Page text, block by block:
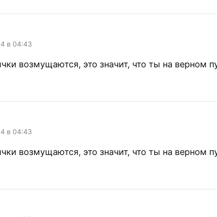
в 04:43
возмущаются, это значит, что ты на верном
в 04:43
возмущаются, это значит, что ты на верном